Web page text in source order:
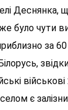
Деснянка,
було чути
за
є